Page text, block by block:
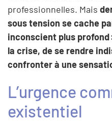
professionnelles. Mais
sous tension se cache
inconscient plus profond
la crise, de se rendre
confronter à une
L’urgence
existentiel